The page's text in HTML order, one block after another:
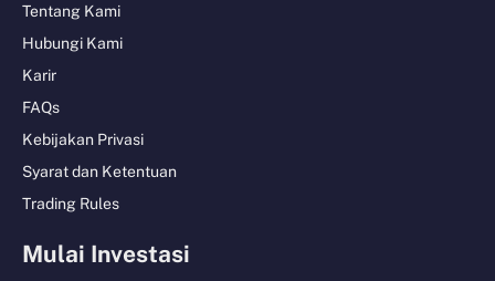
Tentang Kami
Hubungi Kami
Karir
FAQs
Kebijakan Privasi
Syarat dan Ketentuan
Trading Rules
Mulai Investasi